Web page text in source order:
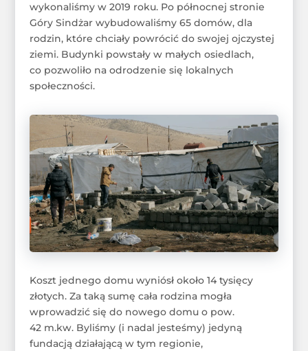
wykonaliśmy w 2019 roku. Po północnej stronie
Góry Sindżar wybudowaliśmy 65 domów, dla
rodzin, które chciały powrócić do swojej ojczystej
ziemi. Budynki powstały w małych osiedlach,
co pozwoliło na odrodzenie się lokalnych
społeczności.
Koszt jednego domu wyniósł około 14 tysięcy
złotych. Za taką sumę cała rodzina mogła
wprowadzić się do nowego domu o pow.
42 m.kw. Byliśmy (i nadal jesteśmy) jedyną
fundacją działającą w tym regionie,